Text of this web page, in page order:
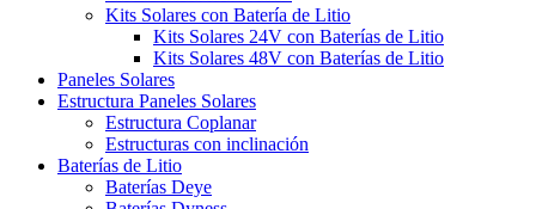
Kits Solares con Batería de Litio
Kits Solares 24V con Baterías de Litio
Kits Solares 48V con Baterías de Litio
Paneles Solares
Estructura Paneles Solares
Estructura Coplanar
Estructuras con inclinación
Baterías de Litio
Baterías Deye